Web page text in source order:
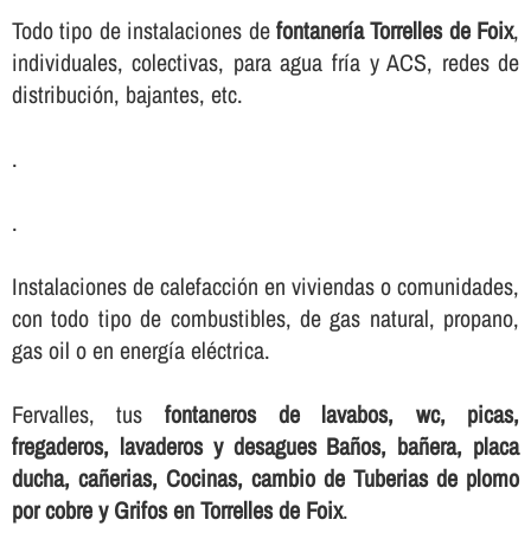
Todo tipo de instalaciones defontanerí­a Torrelles de Foix,
individuales, colectivas, para agua frí­a y ACS, redes de
distribución, bajantes, etc.
.
.
Instalaciones de calefacción en viviendas o comunidades,
con todo tipo de combustibles, de gas natural, propano,
gas oil o en energí­a eléctrica.
Fervalles, tus fontaneros de lavabos, wc, picas,
fregaderos, lavaderos y desagues Baños, bañera, placa
ducha, cañerias, Cocinas, cambio de Tuberias de plomo
por cobre y Grifos en Torrelles de Foix.